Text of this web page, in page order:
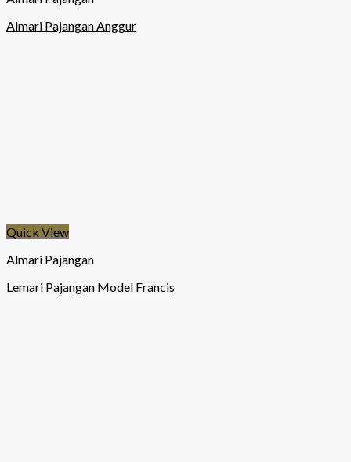
Almari Pajangan Anggur
Quick View
Almari Pajangan
Lemari Pajangan Model Francis